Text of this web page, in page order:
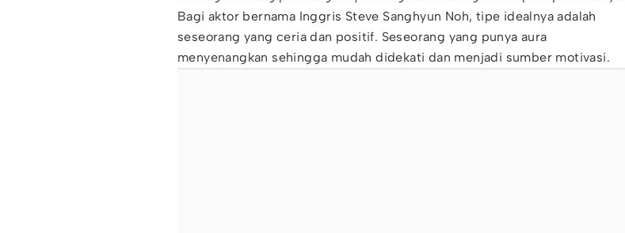
Bagi aktor bernama Inggris Steve Sanghyun Noh, tipe idealnya adalah
seseorang yang ceria dan positif. Seseorang yang punya aura
menyenangkan sehingga mudah didekati dan menjadi sumber motivasi.